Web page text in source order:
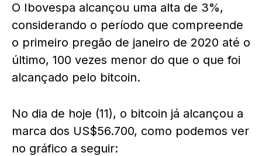
O Ibovespa alcançou uma alta de 3%,
considerando o período que compreende
o primeiro pregão de janeiro de 2020 até o
último, 100 vezes menor do que o que foi
alcançado pelo bitcoin.
No dia de hoje (11), o bitcoin já alcançou a
marca dos US$56.700, como podemos ver
no gráfico a seguir: